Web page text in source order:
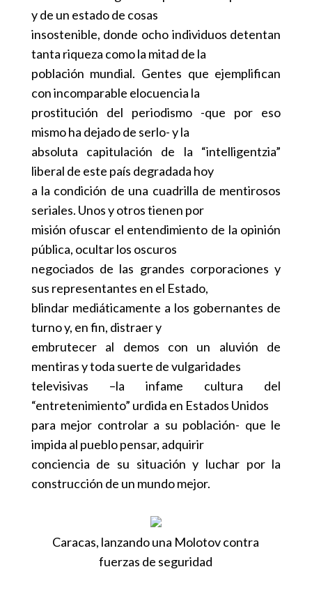
y de un estado de cosas
insostenible, donde ocho individuos detentan
tanta riqueza como la mitad de la
población mundial. Gentes que ejemplifican
con incomparable elocuencia la
prostitución del periodismo -que por eso
mismo ha dejado de serlo- y la
absoluta capitulación de la “intelligentzia”
liberal de este país degradada hoy
a la condición de una cuadrilla de mentirosos
seriales. Unos y otros tienen por
misión ofuscar el entendimiento de la opinión
pública, ocultar los oscuros
negociados de las grandes corporaciones y
sus representantes en el Estado,
blindar mediáticamente a los gobernantes de
turno y, en fin, distraer y
embrutecer al demos con un aluvión de
mentiras y toda suerte de vulgaridades
televisivas –la infame cultura del
“entretenimiento” urdida en Estados Unidos
para mejor controlar a su población- que le
impida al pueblo pensar, adquirir
conciencia de su situación y luchar por la
construcción de un mundo mejor.
Caracas, lanzando una Molotov contra
fuerzas de seguridad